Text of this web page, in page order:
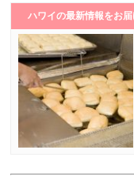
ハワイの最新情報をお